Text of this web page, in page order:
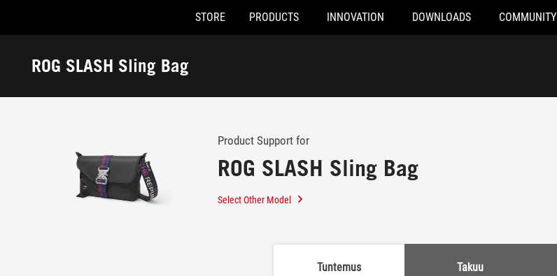
Accessibility links
STORE PRODUCTS INNOVATION DOWNLOADS COMMUNITY
ROG SLASH Sling Bag
Support
Product Support for
ROG SLASH Sling Bag
Select Other Model
Tuntemus Takuu